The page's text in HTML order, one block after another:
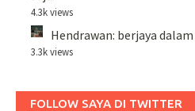
4.3k views
Hendrawan: berjaya
3.3k views
FOLLOW SAYA DI TWITTER